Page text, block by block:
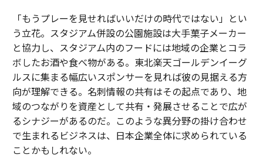
「もうプレーを見せればいいだけの時代ではない」とい
う立花。スタジアム併設の公園施設は大手菓子メーカー
と協力し、スタジアム内のフードには地域の企業とコラ
ボしたお酒や食べ物がある。東北楽天ゴールデンイーグ
ルスに集まる幅広いスポンサーを見れば彼の見据える方
向が理解できる。名刺情報の共有はその起点であり、地
域のつながりを資産として共有・発展させることで広が
るシナジーがあるのだ。このような異分野の掛け合わせ
で生まれるビジネスは、日本企業全体に求められている
ことかもしれない。